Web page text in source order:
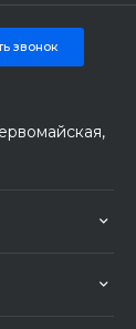
звонок